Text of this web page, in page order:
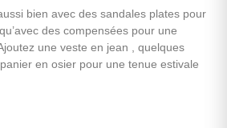
bien avec des sandales plates pour
des compensées pour une
une veste en jean , quelques
en osier pour une tenue estivale